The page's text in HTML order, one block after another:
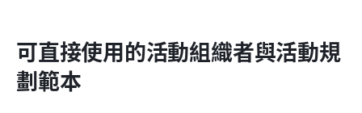
可直接使用的活動組織者與活動規
劃範本